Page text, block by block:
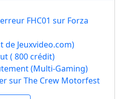
FHC01 sur Forza
de Jeuxvideo.com)
( 800 crédit)
(Multi-Gaming)
sur The Crew Motorfest